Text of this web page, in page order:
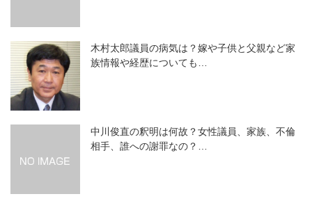
木村太郎議員の病気は？嫁や子供と父親など家
族情報や経歴についても…
中川俊直の釈明は何故？女性議員、家族、不倫
相手、誰への謝罪なの？…